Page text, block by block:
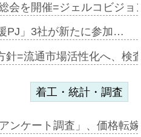
会を開催=ジェルコビジ
PJ」3社が新たに参加…
針=流通市場活性化へ、検
着工・統計・調査
ンケート調査」、価格転